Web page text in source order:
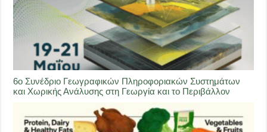
6ο Συνέδριο Γεωγραφικών Πληροφοριακών Συστημάτων
και Χωρικής Ανάλυσης στη Γεωργία και το Περιβάλλον